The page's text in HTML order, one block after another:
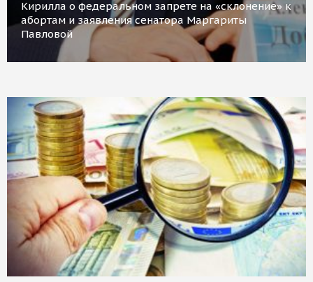
Кирилла о федеральном запрете на «склонение» к
абортам и заявления сенатора Маргариты
Павловой